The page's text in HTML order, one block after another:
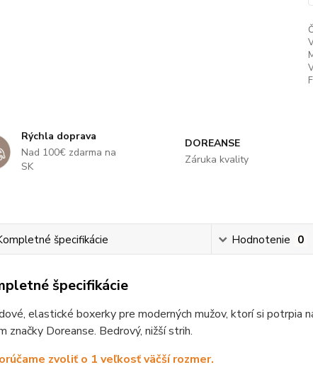
Rýchla doprava
Nad 100€ zdarma na
SK
DOREANSE
Záruka kvality
špecifikácie Hodnotenie 0
špecifikácie
elastické boxerky pre moderných mužov, ktorí si potrpia
značky Doreanse. Bedrový, nižší strih.
zvoliť o 1 veľkosť väčší rozmer.